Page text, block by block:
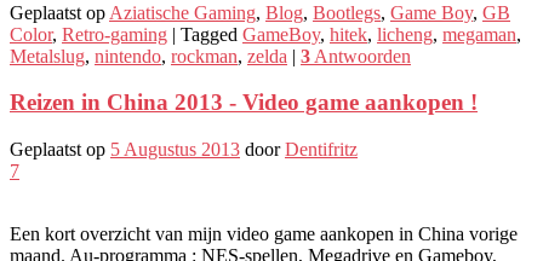
Geplaatst op Aziatische Gaming, Blog, Bootlegs, Game Boy, GB
Color, Retro-gaming | Tagged GameBoy, hitek, licheng, megaman,
Metalslug, nintendo, rockman, zelda | 3 Antwoorden
Reizen in China 2013 - Video game aankopen !
Geplaatst op 5 Augustus 2013 doorDentifritz
7
Een kort overzicht van mijn video game aankopen in China vorige
maand. Au-programma : NES-spellen, Megadrive en Gameboy,